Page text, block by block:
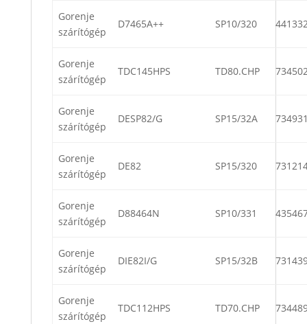
Gorenje
szárítógép
D7465A++ SP10/320
Gorenje
szárítógép
TDC145HPS TD80.CHP
Gorenje
szárítógép
DESP82/G SP15/32A
Gorenje
szárítógép
DE82 SP15/320
Gorenje
szárítógép
D88464N SP10/331
Gorenje
szárítógép
DIE82I/G SP15/32B
Gorenje
szárítógép
TDC112HPS TD70.CHP